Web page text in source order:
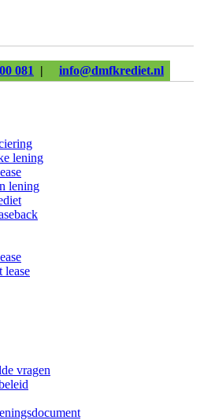
081 | info@dmfkrediet.nl
lening
lening
lease
vragen